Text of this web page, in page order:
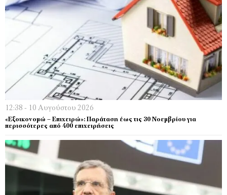
12:38 - 10 Αυγούστου 2026
«Εξοικονομώ – Επιχειρώ»: Παράταση έως τις 30 Νοεμβρίου για
περισσότερες από 400 επιχειρήσεις